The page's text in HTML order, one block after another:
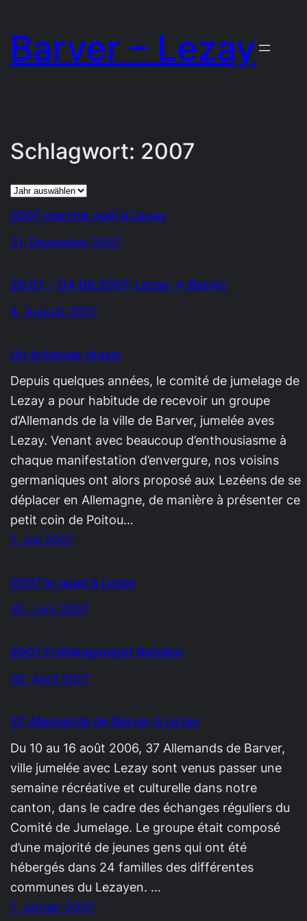
Inhalt
springen
Barver – Lezay
Schlagwort: 2007
Archiv
2007 marché noël à Lezay
31. Dezember 2007
29.07. – 04.08.2007: Lezay → Barver
4. August 2007
Un échange réussi
Depuis quelques années, le comité de jumelage de
Lezay a pour habitude de recevoir un groupe
d’Allemands de la ville de Barver, jumelée aves
Lezay. Venant avec beaucoup d’enthousiasme à
chaque manifestation d’envergure, nos voisins
germaniques ont alors proposé aux Lezéens de se
déplacer en Allemagne, de manière à présenter ce
petit coin de Poitou…
1. Juli 2007
2007 le quad à Lezay
30. Juni 2007
2007 Frühlingsmarkt Rehden
30. April 2007
37 Allemands de Barver à Lezay
Du 10 au 16 août 2006, 37 Allemands de Barver,
ville jumelée avec Lezay sont venus passer une
semaine récréative et culturelle dans notre
canton, dans le cadre des échanges réguliers du
Comité de Jumelage. Le groupe était composé
d’une majorité de jeunes gens qui ont été
hébergés dans 24 familles des différentes
communes du Lezayen. …
1. Januar 2007